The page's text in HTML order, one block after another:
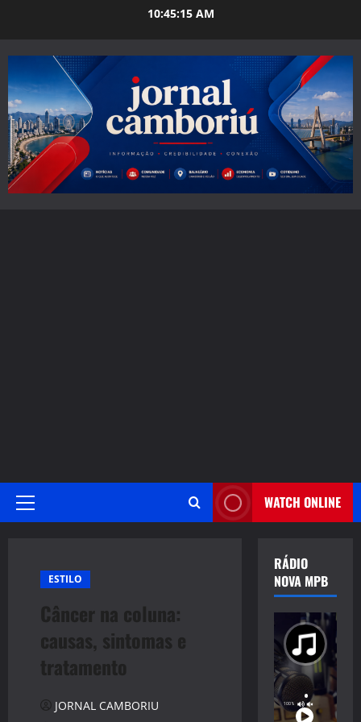
10:45:17 AM
Primary
WATCH ONLINE
ESTILO
Câncer na coluna:
causas, sintomas e
tratamento
JORNAL CAMBORIU
RÁDIO
NOVA MPB